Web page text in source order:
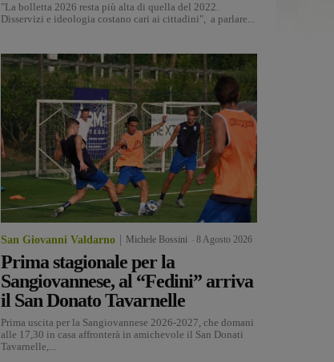
"La bolletta 2026 resta più alta di quella del 2022.
Disservizi e ideologia costano cari ai cittadini", a parlare...
San Giovanni Valdarno Michele Bossini 8 Agosto 2026
Prima stagionale per la
Sangiovannese, al “Fedini” arriva
il San Donato Tavarnelle
Prima uscita per la Sangiovannese 2026-2027, che domani
alle 17,30 in casa affronterà in amichevole il San Donati
Tavarnelle,...